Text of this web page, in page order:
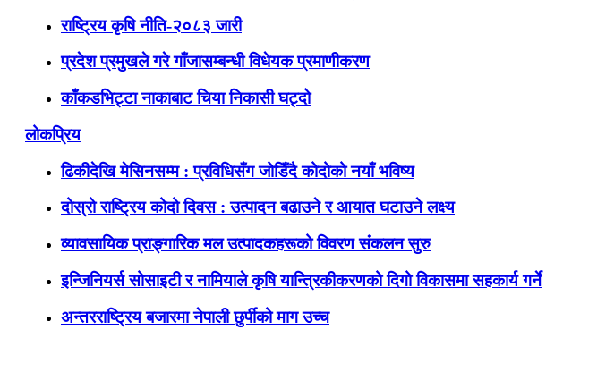
राष्ट्रिय कृषि नीति-२०८३ जारी
प्रदेश प्रमुखले गरे गाँजासम्बन्धी विधेयक प्रमाणीकरण
काँकडभिट्टा नाकाबाट चिया निकासी घट्दो
लोकप्रिय
ढिकीदेखि मेसिनसम्म : प्रविधिसँग जोडिँदै कोदोको नयाँ भविष्य
दोस्रो राष्ट्रिय कोदो दिवस : उत्पादन बढाउने र आयात घटाउने लक्ष्य
व्यावसायिक प्राङ्गारिक मल उत्पादकहरूको विवरण संकलन सुरु
इन्जिनियर्स सोसाइटी र नामियाले कृषि यान्त्रिकीकरणको दिगो विकासमा सहकार्य गर्ने
अन्तरराष्ट्रिय बजारमा नेपाली छुर्पीको माग उच्च